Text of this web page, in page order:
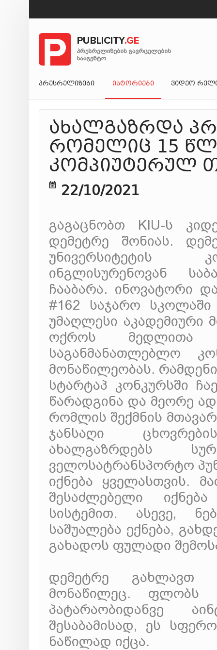
ᲞᲠᲔᲡᲠᲔᲚᲘᲖᲔᲑᲘ ᲘᲡᲢᲝᲠᲘᲔᲑᲘ ᲕᲘᲓᲔᲝ
ახალგაზრდა
რომელიც 15
კომპიუტერულ
22/10/2021
გაგაცნობთ KIU-ს
დემეტრე შონიას.
უნივერსიტეტის
ინგლისურენოვან
ჩააბარა. ინოვატორი
#162 საჯარო
უმაღლესი აკადემიური
ოქროს მედლითა
საგანმანათლებლო
მონაწილეობას.
სტარტაპ კონკურსში
წარადგინა და მეორე
რომლის შექმნის
ჯანსაღი
ახალგაზრდებს
ველოსატრანსპორტო
იქნება ყველასთვის.
შესაძლებელი
სისტემით. ასევე,
საშუალება ექნება,
გახადოს ფულადი
დემეტრე გახლავთ
მონაწილეც. ფლობს
პატარაობიდანვე
შესაბამისად, ეს
ნაწილად იქცა.